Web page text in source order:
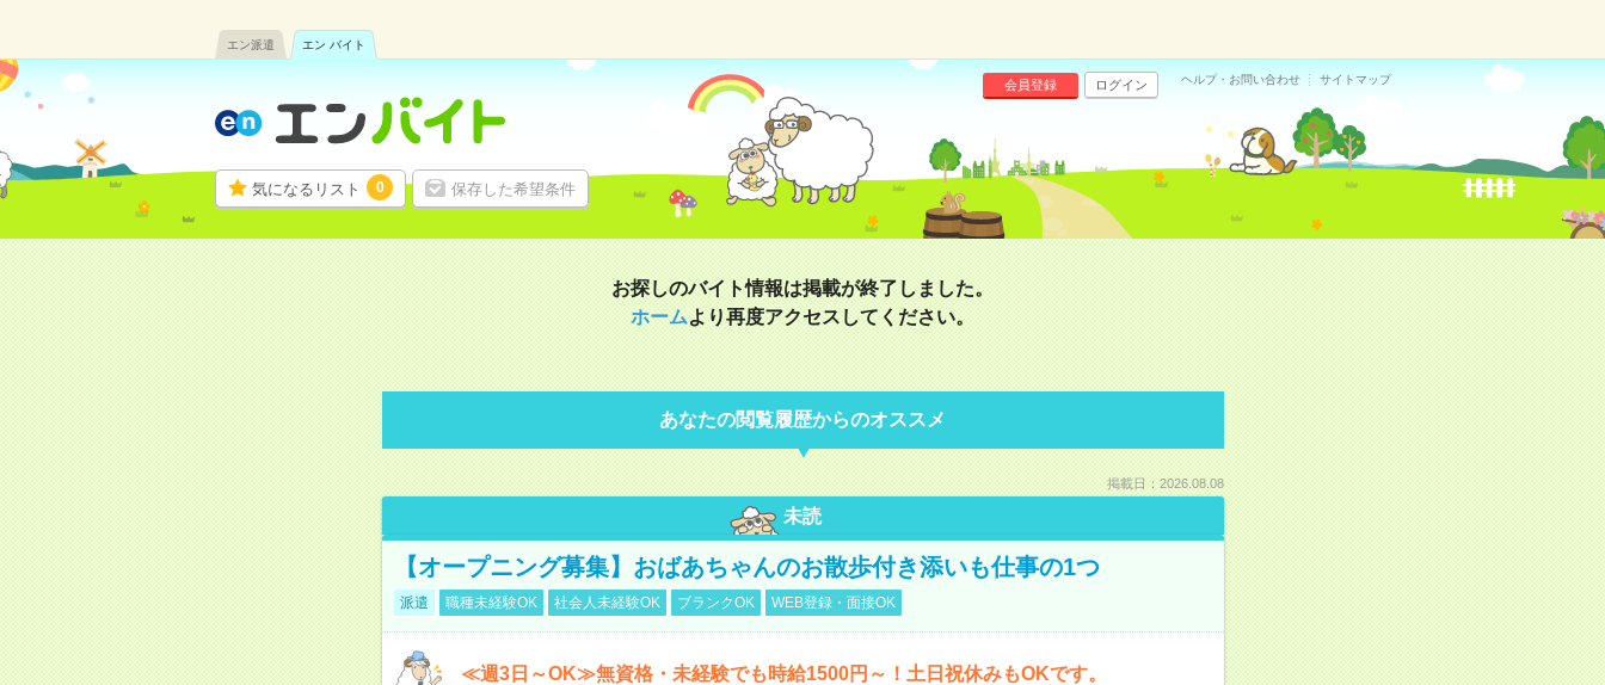
エン派遣 エン バイト
気になるリスト 0 保存した希望条件
会員登録 ログイン ヘルプ・お問い合わせ サイトマップ
お探しのバイト情報は掲載が終了しました。
ホームより再度アクセスしてください。
あなたの閲覧履歴からのオススメ
掲載日：2026.08.08
未読
【オープニング募集】おばあちゃんのお散歩付き添いも仕事の1つ
派遣 職種未経験OK 社会人未経験OK ブランクOK WEB登録・面接OK
≪週3日～OK≫無資格・未経験でも時給1500円～！土日祝休みもOKです。